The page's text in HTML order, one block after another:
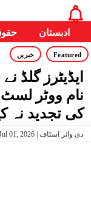
ادبستان
Featured خبریں
ایڈیٹرز گلڈ
نام ووٹر
کی تجدید نہ
11:10 AM Jul 01, 2026 | دی وائر اسٹاف